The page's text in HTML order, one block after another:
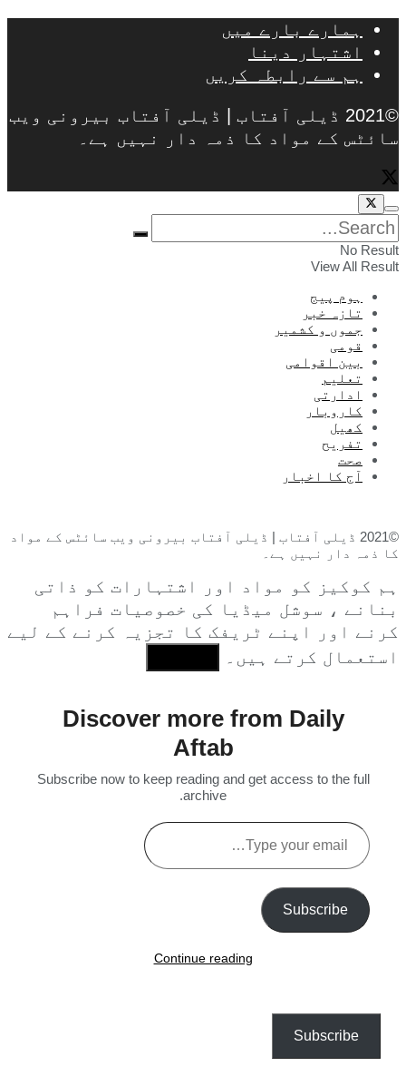
ہمارے بارے میں
اشتہار دینا
ہم سے رابطہ کریں
©2021 ڈیلی آفتاب | ڈیلی آفتاب بیرونی ویب
سائٹس کے مواد کا ذمہ دار نہیں ہے۔
No Result
View All Result
ہوم پیج
تازہ خبر
جموں و کشمیر
قومی
بین اقوامی
تعلیم
ادارتی
کاروبار
کھیل
تفریح
صحت
آج کا اخبار
©2021 ڈیلی آفتاب | ڈیلی آفتاب بیرونی ویب سائٹس کے مواد
کا ذمہ دار نہیں ہے۔
ہم کوکیز کو مواد اور اشتہارات کو ذاتی
بنانے ، سوشل میڈیا کی خصوصیات فراہم
کرنے اور اپنے ٹریفک کا تجزیہ کرنے کے لیے
استعمال کرتے ہیں۔
Discover more from Daily
Aftab
Subscribe now to keep reading and get access to the full
archive.
Type
your
Subscribe
Continue reading
Subscribe